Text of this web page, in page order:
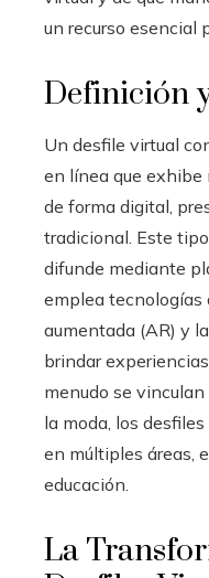
un recurso esencial
Definición
Un desfile virtual
en línea que exhibe
de forma digital,
tradicional. Este
difunde mediante
emplea tecnologías
aumentada (AR) y
brindar
menudo se
la moda, los
en múltiples áreas,
educación.
La